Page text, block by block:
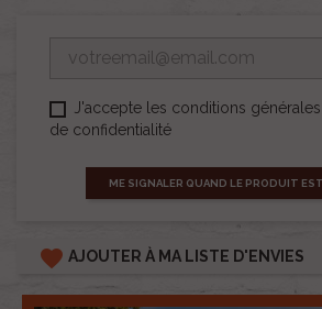
J'accepte les conditions
de confidentialité
ME SIGNALER QUAND LE PRODUIT
favorite AJOUTER À MA LISTE D'ENVIES